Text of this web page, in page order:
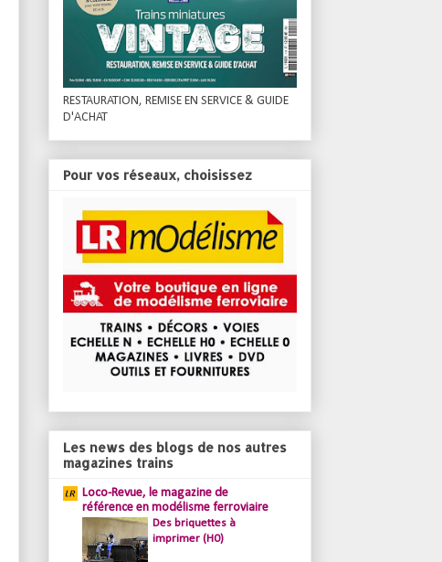
RESTAURATION, REMISE EN SERVICE & GUIDE
D'ACHAT
Pour vos réseaux, choisissez
Les news des blogs de nos autres
magazines trains
Loco-Revue, le magazine de
référence en modélisme ferroviaire
Des briquettes à
imprimer (H0)